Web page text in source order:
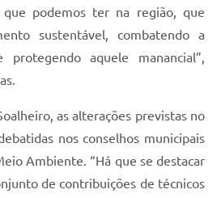
podemos ter na região, que
sustentável, combatendo a
protegendo aquele manancial”,
as alterações previstas no
nos conselhos municipais
Ambiente. “Há que se destacar
de contribuições de técnicos